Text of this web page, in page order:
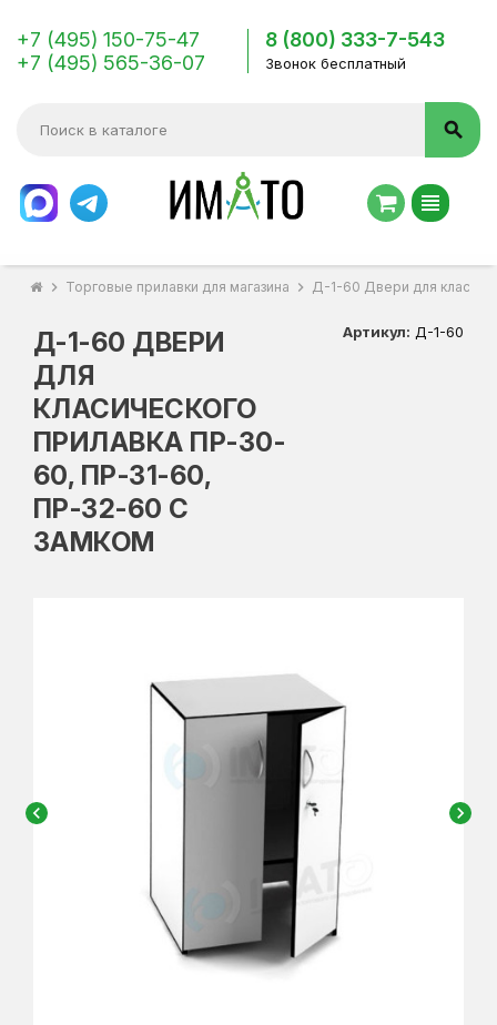
+7 (495) 150-75-47
+7 (495) 565-36-07
8 (800) 333-7-543
Звонок бесплатный
search
view_headline
chevron_right Торговые прилавки для магазина chevron_right Д-1-60 Двери для
Д-1-60 ДВЕРИ
ДЛЯ
КЛАСИЧЕСКОГО
ПРИЛАВКА ПР-30-
60, ПР-31-60,
ПР-32-60 С
ЗАМКОМ
Артикул: Д-1-60
chevron_left chevron_right